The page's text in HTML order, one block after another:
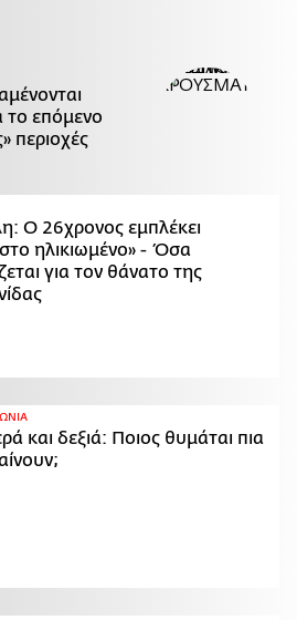
το επόμενο
περιοχές
Ο 26χρονος εμπλέκει
ηλικιωμένο» - Όσα
για τον θάνατο της
και δεξιά: Ποιος θυμάται πια